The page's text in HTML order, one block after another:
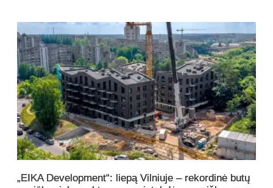
„EIKA Development“: liepą Vilniuje – rekordinė butų